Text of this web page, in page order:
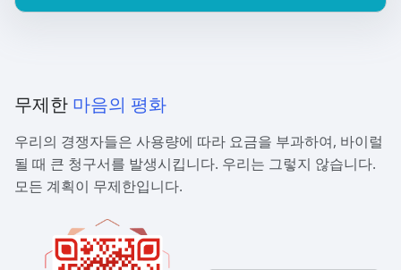
무제한 마음의 평화
우리의 경쟁자들은 사용량에 따라 요금을 부과하여, 바이럴
될 때 큰 청구서를 발생시킵니다. 우리는 그렇지 않습니다.
모든 계획이 무제한입니다.